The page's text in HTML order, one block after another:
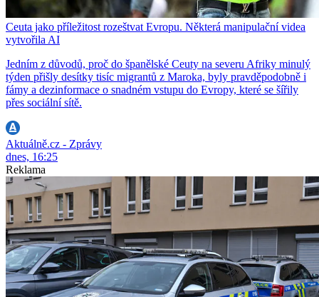
Ceuta jako příležitost rozeštvat Evropu. Některá manipulační videa
vytvořila AI
Jedním z důvodů, proč do španělské Ceuty na severu Afriky minulý
týden přišly desítky tisíc migrantů z Maroka, byly pravděpodobně i
fámy a dezinformace o snadném vstupu do Evropy, které se šířily
přes sociální sítě.
Aktuálně.cz - Zprávy
dnes, 16:25
Reklama